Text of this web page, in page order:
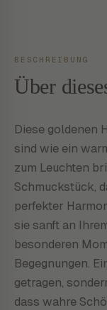
BESCHREIBUNG
Über
Diese goldenen
sind wie ein
zum Leuchten
Schmuckstück,
perfekter
sie sanft an
besonderen
Begegnungen.
getragen,
dass wahre